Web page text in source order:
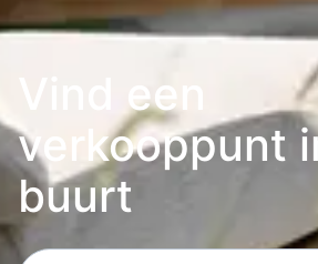
Vind een
verkooppunt
buurt